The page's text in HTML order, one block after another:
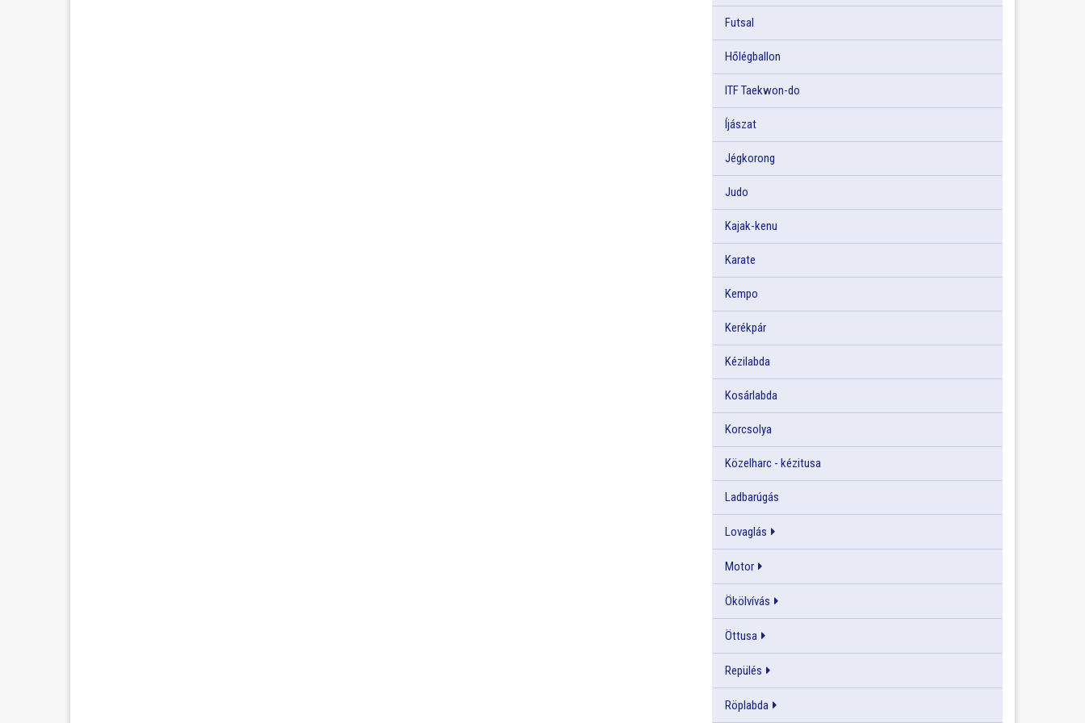
Futsal
Hőlégballon
ITF Taekwon-do
Íjászat
Jégkorong
Judo
Kajak-kenu
Karate
Kempo
Kerékpár
Kézilabda
Kosárlabda
Korcsolya
Közelharc - kézitusa
Ladbarúgás
Lovaglás
Motor
Ökölvívás
Öttusa
Repülés
Röplabda